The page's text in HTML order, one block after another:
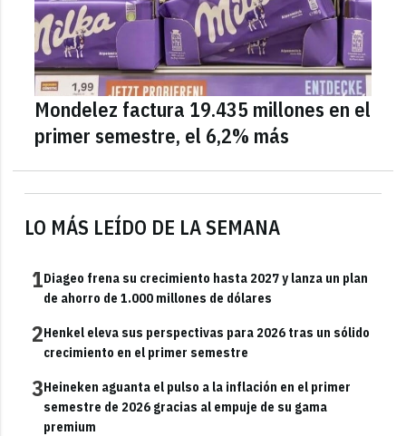
LO MÁS LEÍDO DE LA SEMANA
1Diageo frena su crecimiento hasta 2027 y lanza un plan
de ahorro de 1.000 millones de dólares
2Henkel eleva sus perspectivas para 2026 tras un sólido
crecimiento en el primer semestre
3Heineken aguanta el pulso a la inflación en el primer
semestre de 2026 gracias al empuje de su gama
premium
Mondelez factura 19.435 millones en el
primer semestre, el 6,2% más